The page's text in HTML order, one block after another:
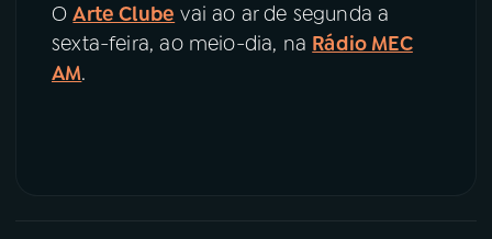
OArte Clube vai ao ar de segunda a
sexta-feira, ao meio-dia, na Rádio MEC
AM.